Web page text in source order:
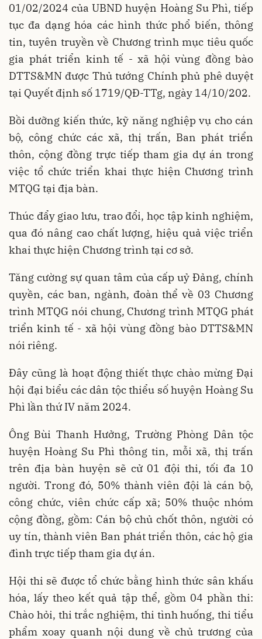
01/02/2024 của UBND huyện Hoàng Su Phì, tiếp
tục đa dạng hóa các hình thức phổ biến, thông
tin, tuyên truyền về Chương trình mục tiêu quốc
gia phát triển kinh tế - xã hội vùng đồng bào
DTTS&MN được Thủ tướng Chính phủ phê duyệt
tại Quyết định số 1719/QĐ-TTg, ngày 14/10/202.
Bồi dưỡng kiến thức, kỹ năng nghiệp vụ cho cán
bộ, công chức các xã, thị trấn, Ban phát triển
thôn, cộng đồng trực tiếp tham gia dự án trong
việc tổ chức triển khai thực hiện Chương trình
MTQG tại địa bàn.
Thúc đẩy giao lưu, trao đổi, học tập kinh nghiệm,
qua đó nâng cao chất lượng, hiệu quả việc triển
khai thực hiện Chương trình tại cơ sở.
Tăng cường sự quan tâm của cấp uỷ Đảng, chính
quyền, các ban, ngành, đoàn thể về 03 Chương
trình MTQG nói chung, Chương trình MTQG phát
triển kinh tế - xã hội vùng đồng bào DTTS&MN
nói riêng.
Đây cũng là hoạt động thiết thực chào mừng Đại
hội đại biểu các dân tộc thiểu số huyện Hoàng Su
Phì lần thứ IV năm 2024.
Ông Bùi Thanh Hưởng, Trường Phòng Dân tộc
huyện Hoàng Su Phì thông tin, mỗi xã, thị trấn
trên địa bàn huyện sẽ cử 01 đội thi, tối đa 10
người. Trong đó, 50% thành viên đội là cán bộ,
công chức, viên chức cấp xã; 50% thuộc nhóm
cộng đồng, gồm: Cán bộ chủ chốt thôn, người có
uy tín, thành viên Ban phát triển thôn, các hộ gia
đình trực tiếp tham gia dự án.
Hội thi sẽ được tổ chức bằng hình thức sân khấu
hóa, lấy theo kết quả tập thể, gồm 04 phần thi:
Chào hỏi, thi trắc nghiệm, thi tình huống, thi tiểu
phẩm xoay quanh nội dung về chủ trương của